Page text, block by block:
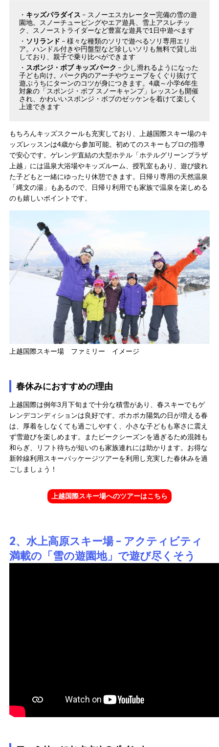
キッズパラダイス – スノーエスカレーター完備の雪の遊
園地。スノーチュービングやエア遊具、雪上アスレチッ
ク、スノーストライダーなど豊富な遊具で1日中遊べます​
ソリランド – 様々な種類のソリで遊べるソリ専用エリ
ア。ハンドル付きや円盤型など珍しいソリも無料で貸し出
しており、親子で乗り比べができます​
スポンジ・ボブ キッズパーク – 少し滑れるようになった
子ども向け。パーク内のアーチやウェーブをくぐり抜けて
遊ぶうちにターンのコツが身につきます。4歳～小学6年生
対象の「スポンジ・ボブ スノーキャンプ」レッスンも開催
され、かわいいスポンジ・ボブのゼッケンを着けて楽しく
上達できます​
もちろんキッズスクールも充実しており、上越国際スキー場のキ
ッズレッスンは4歳から参加可能​。初めてのスキーもプロの指導
で安心です。ゲレンデ直結の大型ホテル「ホテルグリーンプラザ
上越」には温泉大浴場やキッズルーム、授乳室もあり、遊び疲れ
た子どもと一緒にゆったり休憩できます​。日帰り専用の天然温泉
「縄文の湯」もあるので、日帰り利用でも家族で温泉を楽しめる
のも嬉しいポイントです。
上越国際スキー場 ファミリー イメージ
春休みにおすすめの理由
上越国際は例年3月下旬まで十分な積雪があり、春スキーでもゲ
レンデコンディションは良好です。ポカポカ陽気の日が増える春
は、厚着をしなくても過ごしやすく、小さな子どもも寒さに震え
ず雪遊びを楽しめます。またピークシーズンを過ぎるため混雑も
和らぎ、リフト待ちが短いのも家族連れには助かります。お得な
新幹線利用スキーパッケージツアーを利用し充実した春休みを過
ごしましょう！
上越国際スキー場へのツアーはこちら
2、水上高原スキー場 – アクティビティ
満載の「雪の遊園地」で遊び尽くそう